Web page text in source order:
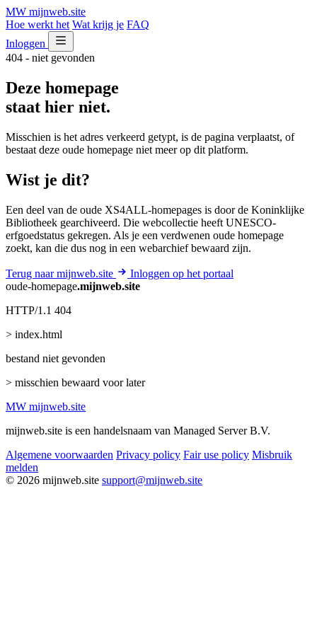
MW mijnweb.site
Hoe werkt het Wat krijg je FAQ
Inloggen
404 - niet gevonden
Deze homepage
staat hier niet.
Misschien is het adres verkeerd getypt, is de pagina verplaatst, of
bestaat deze oude homepage niet meer op dit platform.
Wist je dit?
Een deel van de oude XS4ALL-homepages is door de Koninklijke
Bibliotheek gearchiveerd. Die webcollectie heeft UNESCO-
erfgoedstatus gekregen. Als je een verdwenen oude homepage
zoekt, kan die dus nog in een webarchief bewaard zijn.
Terug naar mijnweb.site
Inloggen op het portaal
oude-homepage.mijnweb.site
HTTP/1.1 404
> index.html
bestand niet gevonden
> misschien bewaard voor later
MW mijnweb.site
mijnweb.site is een handelsnaam van Managed Server B.V.
Algemene voorwaarden Privacy policy Fair use policy Misbruik
melden
© 2026 mijnweb.site support@mijnweb.site